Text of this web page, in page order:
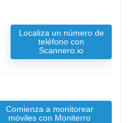
Localiza un número de
teléfono con
Scannero.io
Comienza a monitorear
móviles con Moniterro